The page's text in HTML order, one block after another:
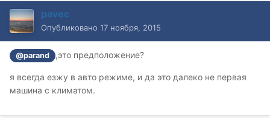
pavec
Опубликовано 17 ноября, 2015
@parand ,это предположение?
я всегда езжу в авто режиме, и да это далеко не первая
машина с климатом.